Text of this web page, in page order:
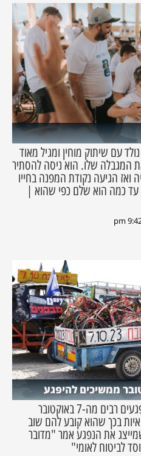
שמש, נולד עם שיתוק מוחין ומגיל מאוד
המגבלה שלו. הוא ניסה להסתיר
ואז הגיעה נקודת המפנה בחייו
עד כמה הוא שלם כפי שהוא |
9:42
המוסד לביטוח לאומי כופה על נפגעים רבים מה-7 באוקטובר
בכך שהוא קובע להם שוב
שמייצג את הנפגע אמר "מדובר
לביטוח לאומי"